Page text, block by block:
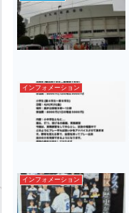
インフォメーション
インフォメーション